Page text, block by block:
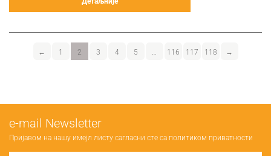
← 1 2 3 4 5 116 117 118 →
е-mail Newsletter
Пријавом на нашу имејл листу сагласни сте са политиком приватности